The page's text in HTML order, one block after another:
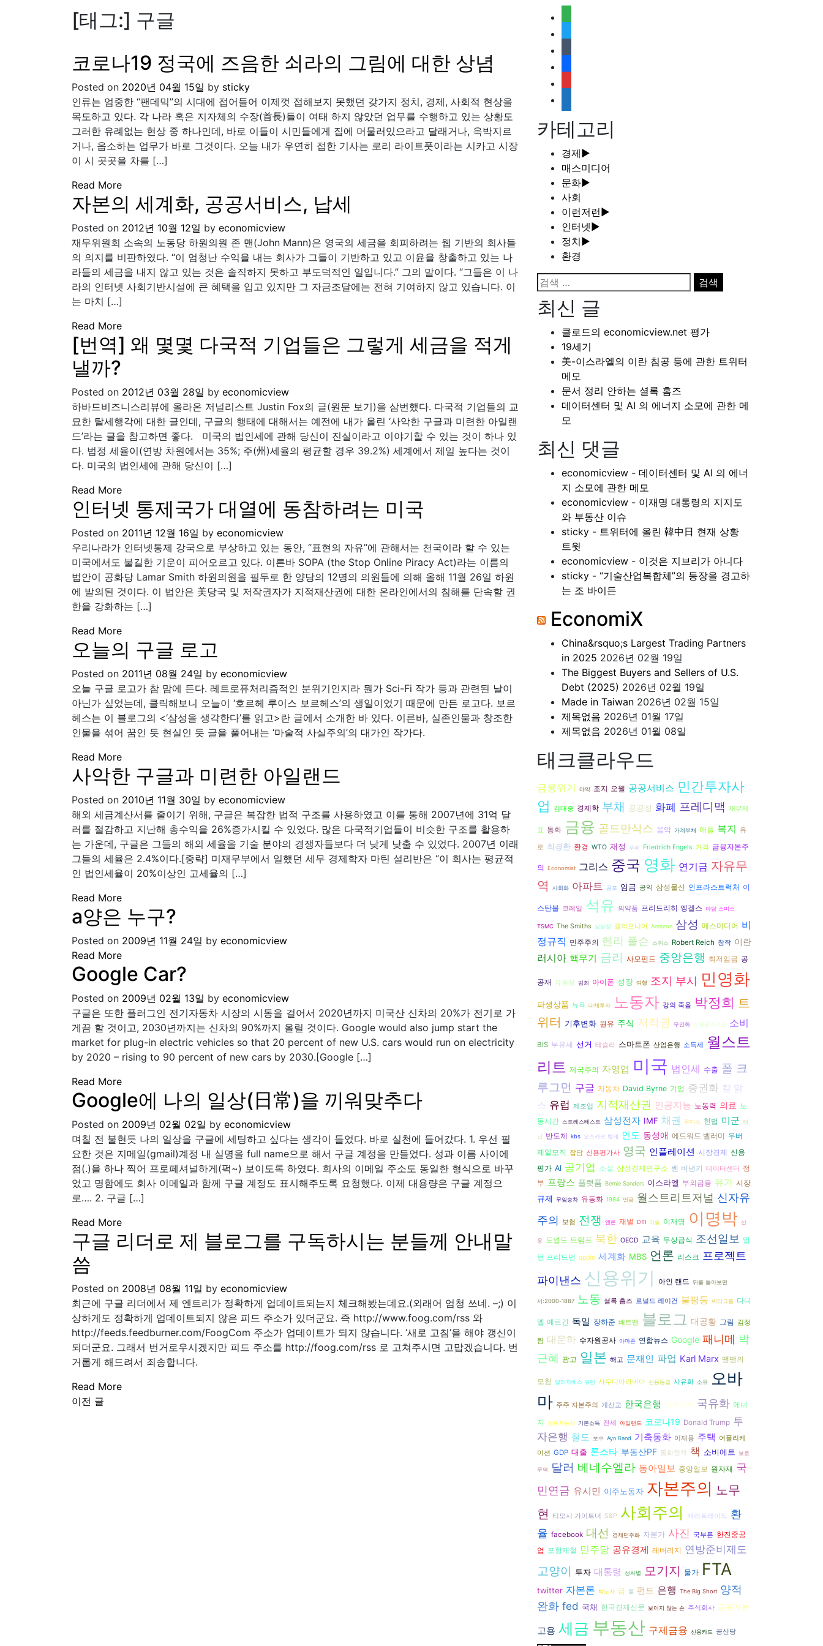
[태그:] 구글
코로나19 정국에 즈음한 쇠라의 그림에 대한 상념
Posted on 2020년 04월 15일 by sticky
인류는 엄중한 “팬데믹”의 시대에 접어들어 이제껏 접해보지 못했던 갖가지 정치, 경제, 사회적 현상을
목도하고 있다. 각 나라 혹은 지자체의 수장(首長)들이 여태 하지 않았던 업무를 수행하고 있는 상황도
그러한 유례없는 현상 중 하나인데, 바로 이들이 시민들에게 집에 머물러있으라고 달래거나, 윽박지르
거나, 읍소하는 업무가 바로 그것이다. 오늘 내가 우연히 접한 기사는 로리 라이트풋이라는 시카고 시장
이 시 곳곳을 차를 […]
Read More
자본의 세계화, 공공서비스, 납세
Posted on 2012년 10월 12일 by economicview
재무위원회 소속의 노동당 하원의원 존 맨(John Mann)은 영국의 세금을 회피하려는 웹 기반의 회사들
의 의지를 비판하였다. “이 엄청난 수익을 내는 회사가 그들이 기반하고 있고 이윤을 창출하고 있는 나
라들의 세금을 내지 않고 있는 것은 솔직하지 못하고 부도덕적인 일입니다.” 그의 말이다. “그들은 이 나
라의 인터넷 사회기반시설에 큰 혜택을 입고 있지만 그 자금조달에는 전혀 기여하지 않고 있습니다. 이
는 마치 […]
Read More
[번역] 왜 몇몇 다국적 기업들은 그렇게 세금을 적게
낼까?
Posted on 2012년 03월 28일 by economicview
하바드비즈니스리뷰에 올라온 저널리스트 Justin Fox의 글(원문 보기)을 삼번했다. 다국적 기업들의 교
묘한 탈세행각에 대한 글인데, 구글의 행태에 대해서는 예전에 내가 올린 ‘사악한 구글과 미련한 아일랜
드’라는 글을 참고하면 좋다. 미국의 법인세에 관해 당신이 진실이라고 이야기할 수 있는 것이 하나 있
다. 법정 세율이(연방 차원에서는 35%; 주(州)세율의 평균할 경우 39.2%) 세계에서 제일 높다는 것이
다. 미국의 법인세에 관해 당신이 […]
Read More
인터넷 통제국가 대열에 동참하려는 미국
Posted on 2011년 12월 16일 by economicview
우리나라가 인터넷통제 강국으로 부상하고 있는 동안, “표현의 자유”에 관해서는 천국이라 할 수 있는
미국에서도 불길한 기운이 피어오르고 있다. 이른바 SOPA (the Stop Online Piracy Act)라는 이름의
법안이 공화당 Lamar Smith 하원의원을 필두로 한 양당의 12명의 의원들에 의해 올해 11월 26일 하원
에 발의된 것이다. 이 법안은 美당국 및 저작권자가 지적재산권에 대한 온라인에서의 침해를 단속할 권
한을 강화하는 […]
Read More
오늘의 구글 로고
Posted on 2011년 08월 24일 by economicview
오늘 구글 로고가 참 맘에 든다. 레트로퓨처리즘적인 분위기인지라 뭔가 Sci-Fi 작가 등과 관련된 날이
아닌가 싶었는데, 클릭해보니 오늘이 ‘호르헤 루이스 보르헤스’의 생일이었기 때문에 만든 로고다. 보르
헤스는 이 블로그의 <‘삼성을 생각한다’를 읽고>란 글에서 소개한 바 있다. 이른바, 실존인물과 창조한
인물을 섞어 꿈인 듯 현실인 듯 글을 풀어내는 ‘마술적 사실주의’의 대가인 작가다.
Read More
사악한 구글과 미련한 아일랜드
Posted on 2010년 11월 30일 by economicview
해외 세금계산서를 줄이기 위해, 구글은 복잡한 법적 구조를 사용하였고 이를 통해 2007년에 31억 달
러를 절감하고 지난해 총수익을 26%증가시킬 수 있었다. 많은 다국적기업들이 비슷한 구조를 활용하
는 가운데, 구글은 그들의 해외 세율을 기술 분야의 경쟁자들보다 더 낮게 낮출 수 있었다. 2007년 이래
그들의 세율은 2.4%이다.[중략] 미재무부에서 일했던 세무 경제학자 마틴 설리반은 “이 회사는 평균적
인 법인세율이 20%이상인 고세율의 […]
Read More
a양은 누구?
Posted on 2009년 11월 24일 by economicview
Read More
Google Car?
Posted on 2009년 02월 13일 by economicview
구글은 또한 플러그인 전기자동차 시장의 시동을 걸어서 2020년까지 미국산 신차의 20%가 전기로 가
게끔 할 것이고, 2030년까지는 신차의 90%까지 올릴 것이다. Google would also jump start the
market for plug-in electric vehicles so that 20 percent of new U.S. cars would run on electricity
by 2020 – rising to 90 percent of new cars by 2030.[Google […]
Read More
Google에 나의 일상(日常)을 끼워맞추다
Posted on 2009년 02월 02일 by economicview
며칠 전 불현듯 나의 일상을 구글에 세팅하고 싶다는 생각이 들었다. 바로 실천에 들어갔다. 1. 우선 필
요한 것은 지메일(gmail)계정 내 실명을 full name으로 해서 구글 계정을 만들었다. 성과 이름 사이에
점(.)을 하나 찍어 프로페셔널하게(퍽~) 보이도록 하였다. 회사의 이메일 주소도 동일한 형식으로 바꾸
었고 명함에도 회사 이메일과 함께 구글 계정도 표시해주도록 요청했다. 이제 대용량은 구글 계정으
로…. 2. 구글 […]
Read More
구글 리더로 제 블로그를 구독하시는 분들께 안내말
씀
Posted on 2008년 08월 11일 by economicview
최근에 구글 리더에서 제 엔트리가 정확하게 업데이트되는지 체크해봤는데요.(외래어 엄청 쓰네. –;) 이
상하게도 정확하게 업데이트되지 않은 피드 주소가 있더군요. 즉 http://www.foog.com/rss 와
http://feeds.feedburner.com/FoogCom 주소가 업데이트가 되지 않습니다. ‘새로 고침’을 해야 갱신이
되더군요. 그래서 번거로우시겠지만 피드 주소를 http://foog.com/rss 로 고쳐주시면 고맙겠습니다. 번
거롭게 해드려서 죄송합니다.
Read More
글
이전 글
document
카테고리
경제 ►
매스미디어
문화►
사회
이런저런 ►
인터넷 ►
정치 ►
환경
검
색:
최신 글
클로드의 economicview.net 평가
19세기
美-이스라엘의 이란 침공 등에 관한 트위터
메모
문서 정리 안하는 셜록 홈즈
데이터센터 및 AI 의 에너지 소모에 관한 메
모
최신 댓글
economicview - 데이터센터 및 AI 의 에너
지 소모에 관한 메모
economicview - 이재명 대통령의 지지도
와 부동산 이슈
sticky - 트위터에 올린 韓中日 현재 상황
트윗
economicview - 이것은 지브리가 아니다
sticky - “기술산업복합체”의 등장을 경고하
는 조 바이든
EconomiX
China&rsquo;s Largest Trading Partners
in 2025 2026년 02월 19일
The Biggest Buyers and Sellers of U.S.
Debt (2025) 2026년 02월 19일
Made in Taiwan 2026년 02월 15일
제목없음 2026년 01월 17일
제목없음 2026년 01월 08일
태크클라우드
금융위기 마약 조지 오웰 공공서비스 민간투자사
업
김대중 경제학 부채 공공성 화폐 프레디맥 재무제
표 통화 금융 골드만삭스 음악 가계부채 애플 복지 유
로 최경환 환경 WTO 재정 부패 Friedrich Engels 가격 금융자본주
의 Economist 그리스 중국 영화 연기금 자유무
역
사회화 아파트 공포 임금 공익 삼성물산 인프라스트럭처 이
스탄불 코레일 석유 의약품 프리드리히 엥겔스 아담 스미스
TSMC The Smiths 심상정 캘리포니아 Amazon 삼성 매스미디어 비
정규직 민주주의 헨리 폴슨 스위스 Robert Reich 창작 이란
러시아 핵무기 금리 사모펀드 중앙은행 최저임금 공
공재 유동성 범죄 아이폰 성장 여행 조지 부시 민영화
파생상품 뉴욕 대체투자 노동자 강의 죽음 박정희 트
위터 기후변화 원유 주식 저작권 무인화 신용평가기관 소비
BIS 부유세 선거 테슬라 스마트폰 산업은행 소득세
월스트
리트 제국주의 자영업 미국 법인세 수출 폴 크
루그먼 구글 자동차 David Byrne 기업 증권화 칼 맑
스 유럽 제조업 지적재산권 인공지능 노동력 의료 노
동시간 스트레스테스트 삼성전자 IMF 채권 무디스 헌법 미군 레
닌 반도체 kbs 오스카르 랑게 인도 동성애 에드워드 벨러미
우버
제일모직
잡담 신용평가사 영국 인플레이션 시장경제 신용
평가 AI 공기업 소설 삼성경제연구소 벤 버냉키 데이터센터 정
부 프랑스 플랫폼 Bernie Sanders 이스라엘 부외금융 유가 시장
규제 무임승차 유동화 1984 연금 월스트리트저널 신자유
주의
보험 전쟁 엔론 재벌 DTI 미술 이재명 이명박 신
용 도널드 트럼프 북한 OECD 교육 무상급식 조선일보
밀
턴 프리드먼 apple 세계화 MBS 언론 리스크 프로젝트
파이낸스 신용위기 아인 랜드 뒤를 돌아보면
서:2000-1887 노동 셜록 홈즈 로널드 레이건 불평등 씨티그룹 다니
엘 예르긴 독일 장하준 배트맨 블로그 대공황 그림 김정
렴 대운하 수자원공사 아마존 연합뉴스 Google 패니메 박
근혜 광고 일본 해고 문재인 파업 Karl Marx 땡땡의
모험 엘리자베스 워렌 사우디아라비아 신용등급 사유화 소유
오바
마 주주 자본주의 개신교 한국은행 계획경제 국유화 에너
지
쌍용자동차 기본소득 전세 아일랜드 코로나19 Donald Trump 투
자은행 철도 보수 Ayn Rand 기축통화 이재용 주택
어플리케
이션 GDP 대출 론스타 부동산PF 통화정책 책 소비에트 보호
무역 달러 베네수엘라 동아일보 중앙일보 원자재 국
민연금 유시민 이주노동자 자본주의 노무
현
티모시 가이트너 S&P 사회주의 캐리트레이드 환
율 facebook 대선 경제민주화 자본가 사진 국부론 한진중공
업 포항제철 민주당 공유경제 레버리지 연방준비제도
고양이 투자 대통령 성차별 모기지 물가 FTA
twitter 자본론 박노자 금 물 펀드 은행 The Big Short 양적
완화 fed 국채 한국경제신문 보이지 않는 손 주식회사 금융자본
고용 세금 부동산 구제금융 신용카드 공산당